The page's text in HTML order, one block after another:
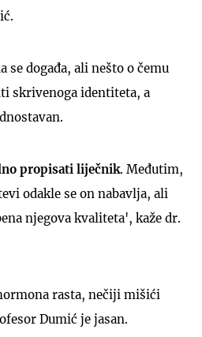
se događa, ali nešto o čemu
skrivenoga identiteta, a
propisati liječnik. Međutim,
odakle se on nabavlja, ali
njegova kvaliteta', kaže dr.
rasta, nečiji mišići
Dumić je jasan.